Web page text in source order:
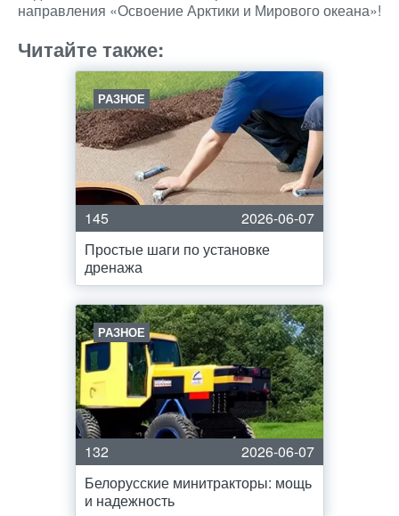
направления «Освоение Арктики и Мирового океана»!
Читайте также:
РАЗНОЕ
145
2026-06-07
Простые шаги по установке
дренажа
РАЗНОЕ
132
2026-06-07
Белорусские минитракторы: мощь
и надежность